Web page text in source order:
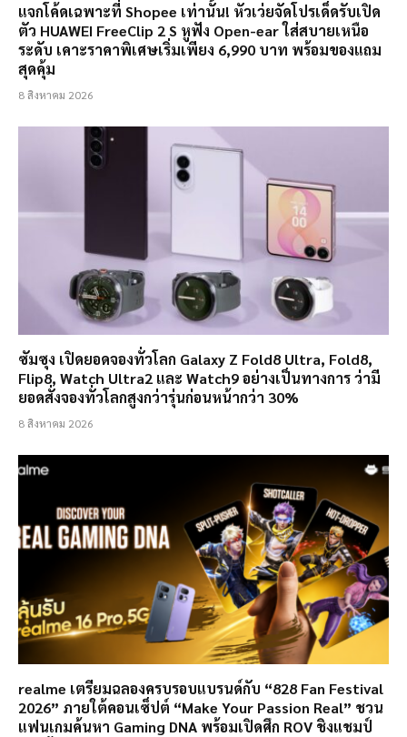
แจกโค้ดเฉพาะที่ Shopee เท่านั้น! หัวเว่ยจัดโปรเด็ดรับเปิด
ตัว HUAWEI FreeClip 2 S หูฟัง Open-ear ใส่สบายเหนือ
ระดับ เคาะราคาพิเศษเริ่มเพียง 6,990 บาท พร้อมของแถม
สุดคุ้ม
8 สิงหาคม 2026
ซัมซุง เปิดยอดจองทั่วโลก Galaxy Z Fold8 Ultra, Fold8,
Flip8, Watch Ultra2 และ Watch9 อย่างเป็นทางการ ว่ามี
ยอดสั่งจองทั่วโลกสูงกว่ารุ่นก่อนหน้ากว่า 30%
8 สิงหาคม 2026
realme เตรียมฉลองครบรอบแบรนด์กับ “828 Fan Festival
2026” ภายใต้คอนเซ็ปต์ “Make Your Passion Real” ชวน
แฟนเกมค้นหา Gaming DNA พร้อมเปิดศึก ROV ชิงแชมป์